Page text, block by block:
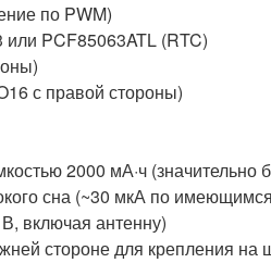
по PWM)
PCF85063ATL (RTC)
с правой стороны)
2000 мА·ч
сна (~30 мкА по
включая антенну)
стороне для крепления на